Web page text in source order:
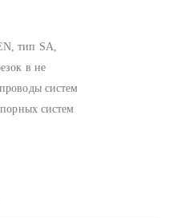
тип SA,
в не
систем
систем